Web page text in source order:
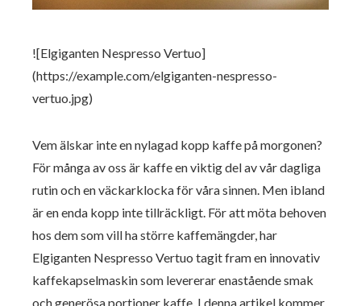
![Elgiganten Nespresso Vertuo]
(https://example.com/elgiganten-nespresso-
vertuo.jpg)
Vem älskar inte en nylagad kopp kaffe på morgonen?
För många av oss är kaffe en viktig del av vår dagliga
rutin och en väckarklocka för våra sinnen. Men ibland
är en enda kopp inte tillräckligt. För att möta behoven
hos dem som vill ha större kaffemängder, har
Elgiganten Nespresso Vertuo tagit fram en innovativ
kaffekapselmaskin som levererar enastående smak
och generösa portioner kaffe. I denna artikel kommer